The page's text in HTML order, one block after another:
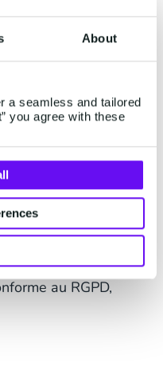
About
a seamless and tailored
you agree with these
virtuels & mémoire
privés,
to market,
au RGPD,